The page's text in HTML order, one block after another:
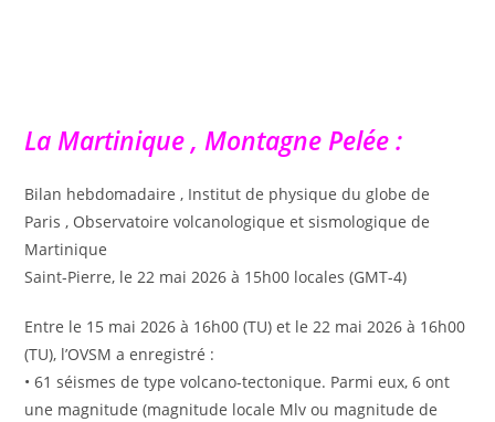
La Martinique , Montagne Pelée :
Bilan hebdomadaire , Institut de physique du globe de
Paris , Observatoire volcanologique et sismologique de
Martinique
Saint-Pierre, le 22 mai 2026 à 15h00 locales (GMT-4)
Entre le 15 mai 2026 à 16h00 (TU) et le 22 mai 2026 à 16h00
(TU), l’OVSM a enregistré :
• 61 séismes de type volcano-tectonique. Parmi eux, 6 ont
une magnitude (magnitude locale Mlv ou magnitude de